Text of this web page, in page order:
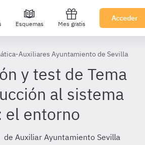
Esquemas Mes gratis
Acceder
Auxiliares Ayuntamiento de Sevilla
y test de Tema
al sistema
el entorno
de Auxiliar Ayuntamiento Sevilla